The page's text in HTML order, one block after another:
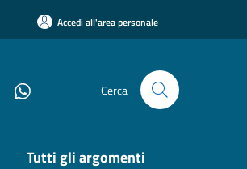
Accedi all'area personale
Cerca
Tutti gli argomenti